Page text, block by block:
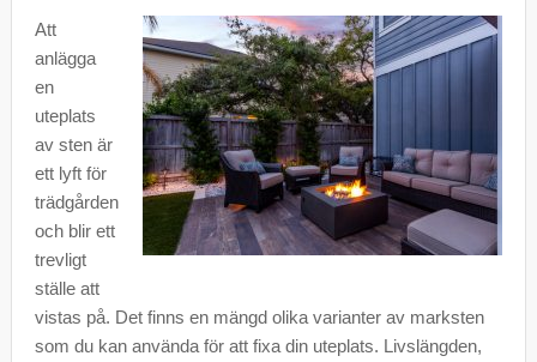
Att
anlägga
en
uteplats
av sten är
ett lyft för
trädgården
och blir ett
trevligt
ställe att
vistas på. Det finns en mängd olika varianter av marksten
som du kan använda för att fixa din uteplats. Livslängden,